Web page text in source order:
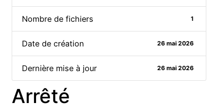
Nombre de fichiers 1
Date de création 26 mai 2026
Dernière mise à jour 26 mai 2026
Arrêté